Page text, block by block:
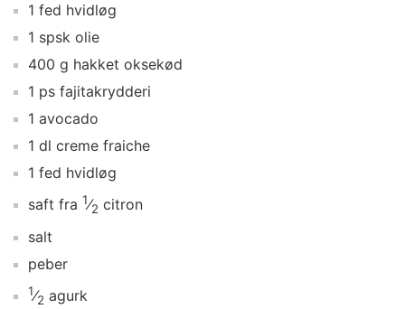
1 fed hvidløg
1 spsk olie
400 g hakket oksekød
1 ps fajitakrydderi
1 avocado
1 dl creme fraiche
1 fed hvidløg
saft fra 1⁄2 citron
salt
peber
1⁄2 agurk